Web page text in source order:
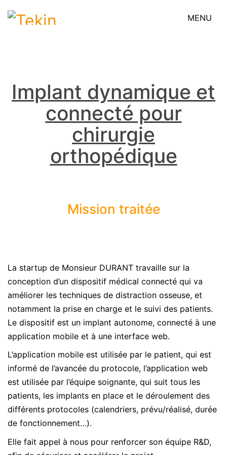
MENU
Implant dynamique et
connecté pour
chirurgie
orthopédique
Mission traitée
La startup de Monsieur DURANT travaille sur la
conception d’un dispositif médical connecté qui va
améliorer les techniques de distraction osseuse, et
notamment la prise en charge et le suivi des patients.
Le dispositif est un implant autonome, connecté à une
application mobile et à une interface web.
L’application mobile est utilisée par le patient, qui est
informé de l’avancée du protocole, l’application web
est utilisée par l’équipe soignante, qui suit tous les
patients, les implants en place et le déroulement des
différents protocoles (calendriers, prévu/réalisé, durée
de fonctionnement…).
Elle fait appel à nous pour renforcer son équipe R&D,